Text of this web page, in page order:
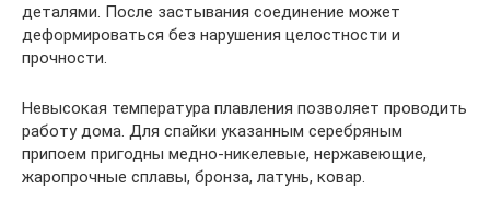
деталями. После застывания соединение может
деформироваться без нарушения целостности и
прочности.
Невысокая температура плавления позволяет проводить
работу дома. Для спайки указанным серебряным
припоем пригодны медно-никелевые, нержавеющие,
жаропрочные сплавы, бронза, латунь, ковар.